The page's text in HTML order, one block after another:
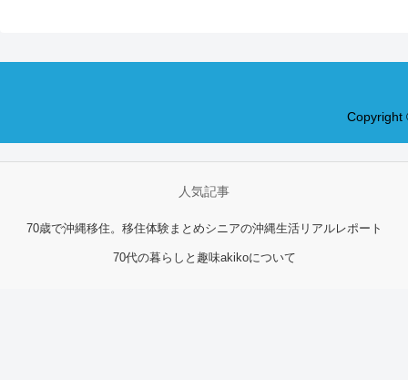
Copyright
人気記事
70歳で沖縄移住。移住体験まとめシニアの沖縄生活リアルレポート
70代の暮らしと趣味akikoについて